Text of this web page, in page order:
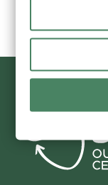
Reportar e